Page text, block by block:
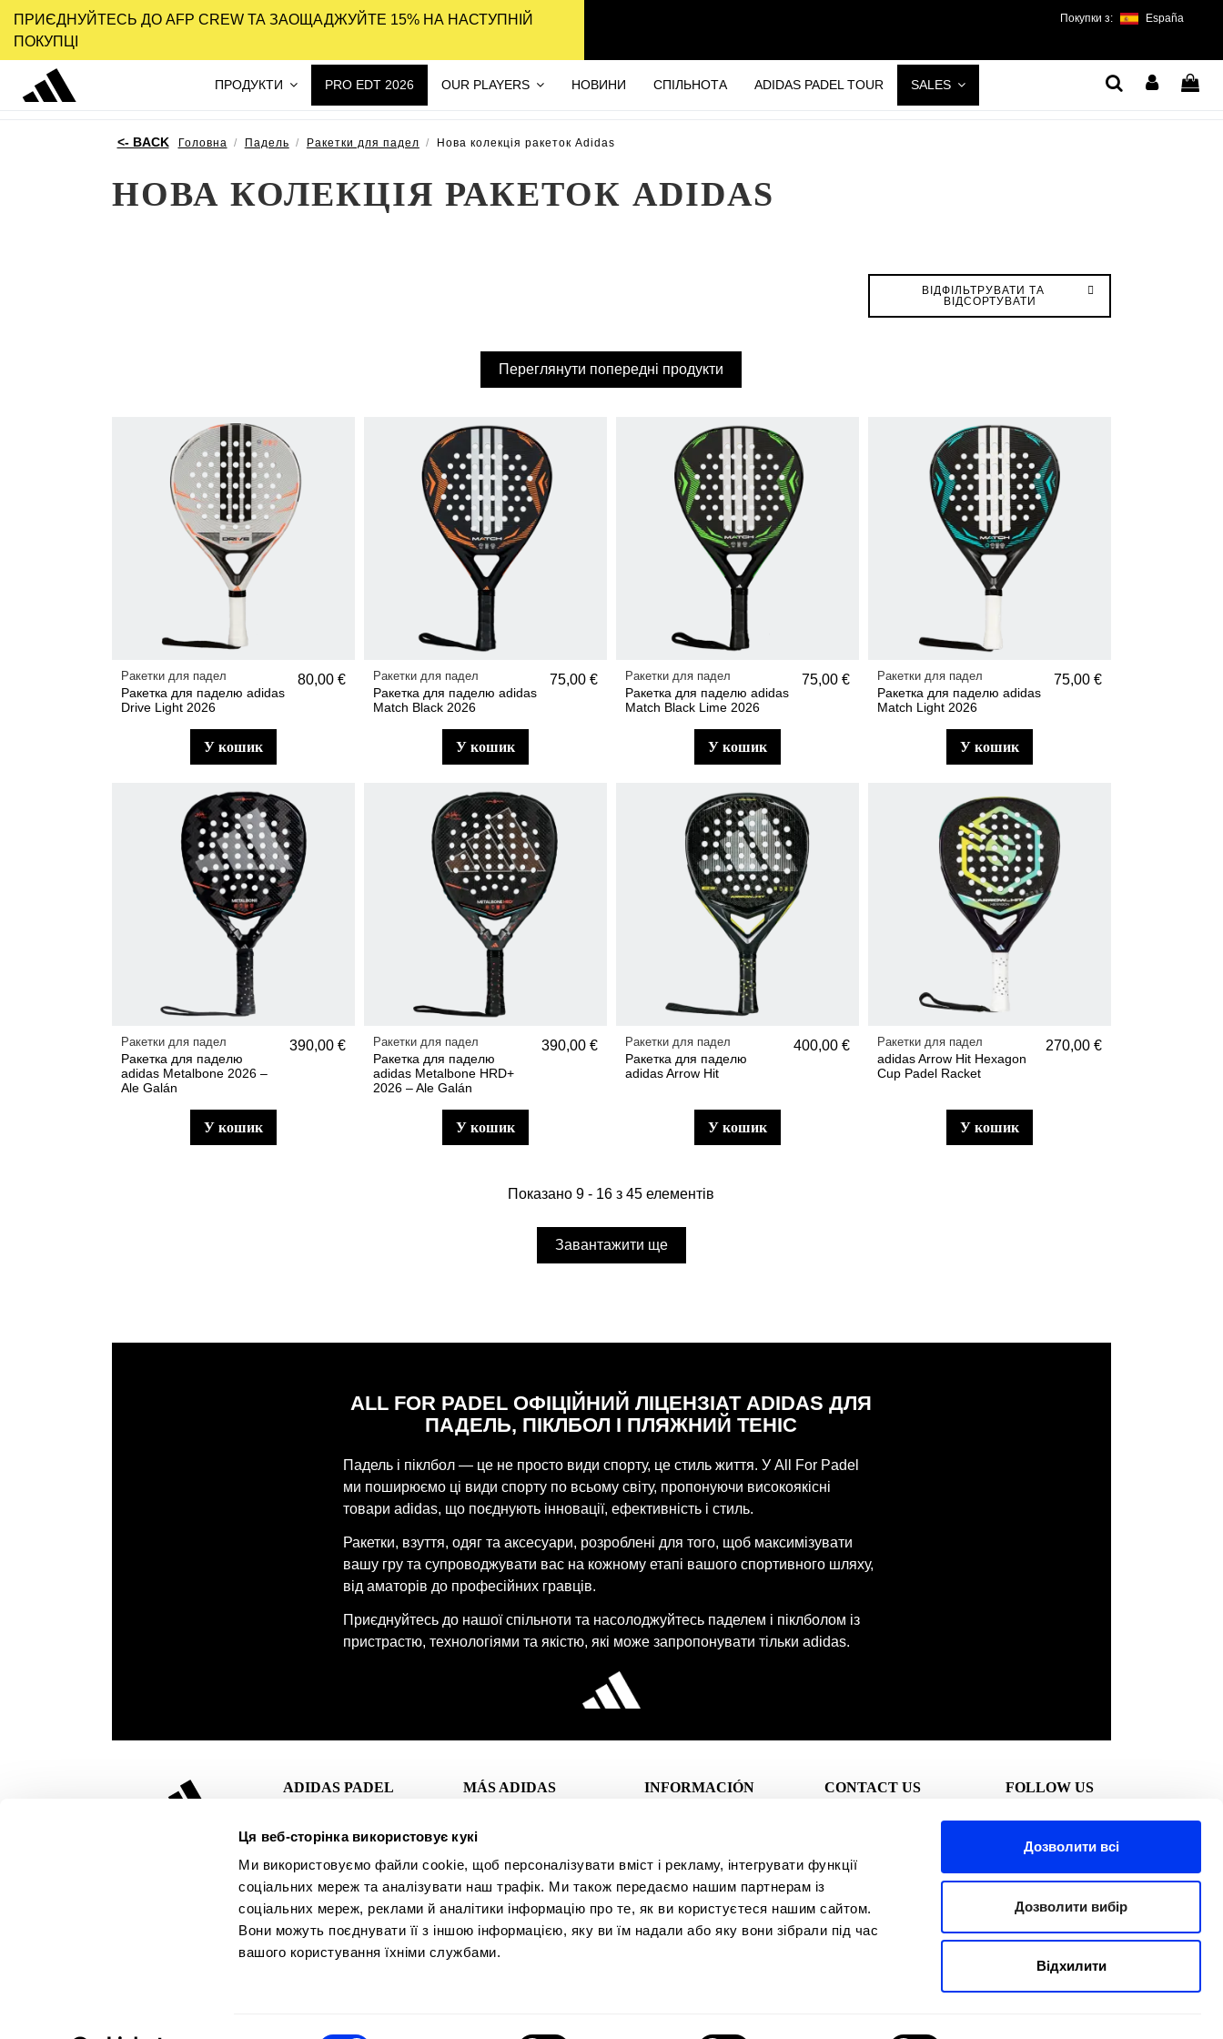
Ця веб-сторінка використовує кукі
Ми використовуємо файли cookie, щоб персоналізувати вміст і рекламу, інтегрувати функції
соціальних мереж та аналізувати наш трафік. Ми також передаємо нашим партнерам із
соціальних мереж, реклами й аналітики інформацію про те, як ви користуєтеся нашим сайтом.
Вони можуть поєднувати її з іншою інформацією, яку ви їм надали або яку вони зібрали під час
вашого користування їхніми службами.
Дозволити всі
Дозволити вибір
Відхилити
ПРИЄДНУЙТЕСЬ ДО AFP CREW ТА ЗАОЩАДЖУЙТЕ 15% НА НАСТУПНІЙ
ПОКУПЦІ
Покупки з: España
ПРОДУКТИ PRO EDT 2026 OUR PLAYERS НОВИНИ СПІЛЬНОТА ADIDAS PADEL TOUR SALES
Головна Падель Ракетки для падел Нова колекція ракеток Adidas
НОВА КОЛЕКЦІЯ РАКЕТОК ADIDAS
ВІДФІЛЬТРУВАТИ ТА
ВІДСОРТУВАТИ
Переглянути попередні продукти
Ракетки для падел
Ракетка для паделю adidas
Drive Light 2026
80,00 €
у кошик
Ракетки для падел
Ракетка для паделю adidas
Match Black 2026
75,00 €
у кошик
Ракетки для падел
Ракетка для паделю adidas
Match Black Lime 2026
75,00 €
у кошик
Ракетки для падел
Ракетка для паделю adidas
Match Light 2026
75,00 €
у кошик
Ракетки для падел
Ракетка для паделю
adidas Metalbone 2026 –
Ale Galán
390,00 €
у кошик
Ракетки для падел
Ракетка для паделю
adidas Metalbone HRD+
2026 – Ale Galán
390,00 €
у кошик
Ракетки для падел
Ракетка для паделю
adidas Arrow Hit
400,00 €
у кошик
Ракетки для падел
adidas Arrow Hit Hexagon
Cup Padel Racket
270,00 €
у кошик
Показано 9 - 16 з 45 елементів
Завантажити ще
ALL FOR PADEL ОФІЦІЙНИЙ ЛІЦЕНЗІАТ ADIDAS ДЛЯ
ПАДЕЛЬ, ПІКЛБОЛ І ПЛЯЖНИЙ ТЕНІС
Падель і піклбол — це не просто види спорту, це стиль життя. У All For Padel
ми поширюємо ці види спорту по всьому світу, пропонуючи високоякісні
товари adidas, що поєднують інновації, ефективність і стиль.
Ракетки, взуття, одяг та аксесуари, розроблені для того, щоб максимізувати
вашу гру та супроводжувати вас на кожному етапі вашого спортивного шляху,
від аматорів до професійних гравців.
Приєднуйтесь до нашої спільноти та насолоджуйтесь паделем і піклболом із
пристрастю, технологіями та якістю, які може запропонувати тільки adidas.
ліцензіат і ексклюзивний
дистриб’ютор продукції
для паделю, піклболу та
ADIDAS PADEL
Юридичне
Політика
конфіденційності
файли cookie
платити частинами
MÁS ADIDAS
FAQ
About us
Повернення
Мінімальні
замовлення та
відправлення
INFORMACIÓN
контакт
Приєднуйтесь до
AFP CREW
Технології
CONTACT US
+34917371633
Nuestros asesores de
servicio al cliente están
FOLLOW US